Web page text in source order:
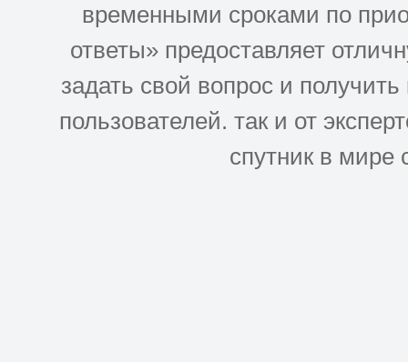
временными сроками по
ответы» предоставляет
задать свой вопрос и
пользователей. так и от
спутник в